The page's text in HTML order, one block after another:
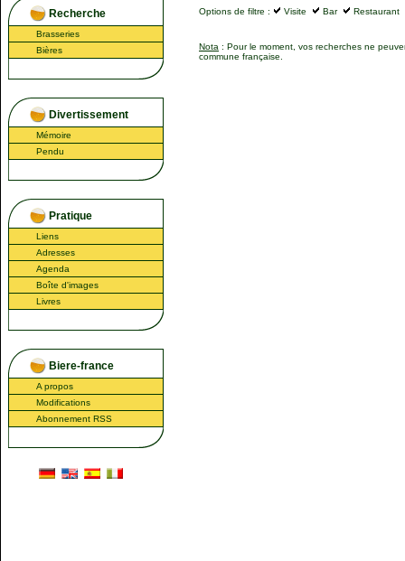
Recherche
Brasseries
Bières
Divertissement
Mémoire
Pendu
Pratique
Liens
Adresses
Agenda
Boîte d'images
Livres
Biere-france
A propos
Modifications
Abonnement RSS
Options de filtre : Visite Bar Restaurant
Nota : Pour le moment, vos recherches ne
commune française.